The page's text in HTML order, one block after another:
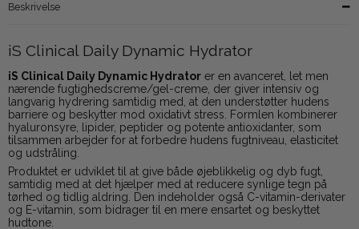
Beskrivelse
iS Clinical Daily Dynamic Hydrator
iS Clinical Daily Dynamic Hydrator er en avanceret, let men
nærende fugtighedscreme/gel-creme, der giver intensiv og
langvarig hydrering samtidig med, at den understøtter hudens
barriere og beskytter mod oxidativt stress. Formlen kombinerer
hyaluronsyre, lipider, peptider og potente antioxidanter, som
tilsammen arbejder for at forbedre hudens fugtniveau, elasticitet
og udstråling.
Produktet er udviklet til at give både øjeblikkelig og dyb fugt,
samtidig med at det hjælper med at reducere synlige tegn på
tørhed og tidlig aldring. Den indeholder også C-vitamin-derivater
og E-vitamin, som bidrager til en mere ensartet og beskyttet
hudtone.